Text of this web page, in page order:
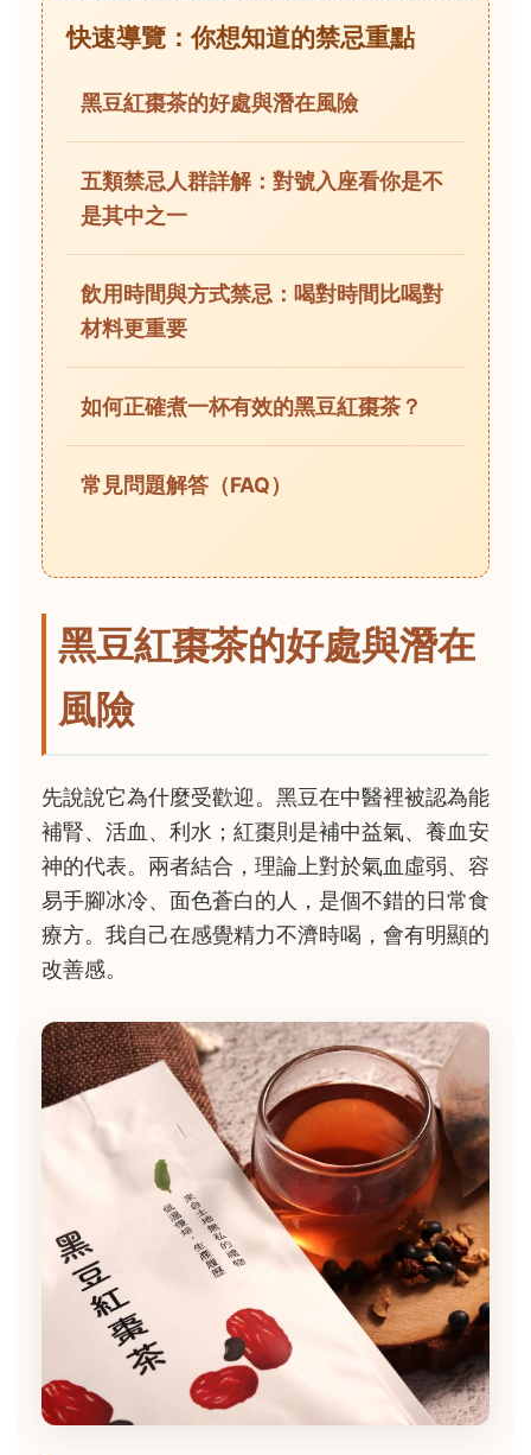
快速導覽：你想知道的禁忌重點
黑豆紅棗茶的好處與潛在風險
五類禁忌人群詳解：對號入座看你是不
是其中之一
飲用時間與方式禁忌：喝對時間比喝對
材料更重要
如何正確煮一杯有效的黑豆紅棗茶？
常見問題解答（FAQ）
黑豆紅棗茶的好處與潛在
風險
先說說它為什麼受歡迎。黑豆在中醫裡被認為能
補腎、活血、利水；紅棗則是補中益氣、養血安
神的代表。兩者結合，理論上對於氣血虛弱、容
易手腳冰冷、面色蒼白的人，是個不錯的日常食
療方。我自己在感覺精力不濟時喝，會有明顯的
改善感。